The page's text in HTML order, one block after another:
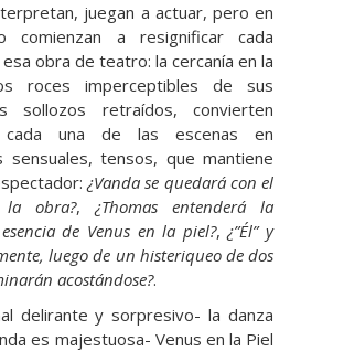
juegan a actuar, pero en
comienzan a resignificar cada
obra de teatro: la cercanía en la
roces imperceptibles de sus
sollozos retraídos, convierten
una de las escenas en
sensuales, tensos, que mantiene
¿Vanda se quedará con el
obra?, ¿Thomas entenderá la
de Venus en la piel?,¿”Él” y
luego de un histeriqueo de dos
acostándose?.
delirante y sorpresivo- la danza
es majestuosa- Venus en la Piel